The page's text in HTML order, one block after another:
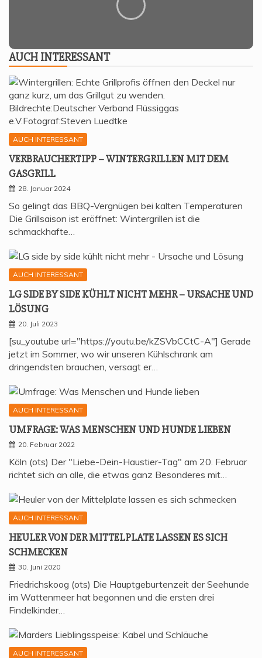
AUCH INTER­ES­SANT
AUCH INTERESSANT
VER­BRAU­CHER­TIPP – WIN­TER­GRIL­LEN MIT DEM
GASGRILL
28. Januar 2024
So gelingt das BBQ-Vergnügen bei kalten Temperaturen
Die Grillsaison ist eröffnet: Wintergrillen ist die
schmackhafte…
AUCH INTERESSANT
LG SIDE BY SIDE KÜHLT NICHT MEHR – URSA­CHE UND
LÖSUNG
20. Juli 2023
[su_youtube url="https://youtu.be/kZSVbCCtC-A"] Gerade
jetzt im Sommer, wo wir unseren Kühlschrank am
dringendsten brauchen, versagt er…
AUCH INTERESSANT
UMFRA­GE: WAS MEN­SCHEN UND HUN­DE LIEBEN
20. Februar 2022
Köln (ots) Der "Liebe-Dein-Haustier-Tag" am 20. Februar
richtet sich an alle, die etwas ganz Besonderes mit…
AUCH INTERESSANT
HEU­LER VON DER MIT­TEL­P­LA­TE LAS­SEN ES SICH
SCHMECKEN
30. Juni 2020
Friedrichskoog (ots) Die Hauptgeburtenzeit der Seehunde
im Wattenmeer hat begonnen und die ersten drei
Findelkinder…
AUCH INTERESSANT